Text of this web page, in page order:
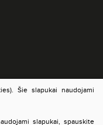
Šie slapukai naudojami
slapukai, spauskite